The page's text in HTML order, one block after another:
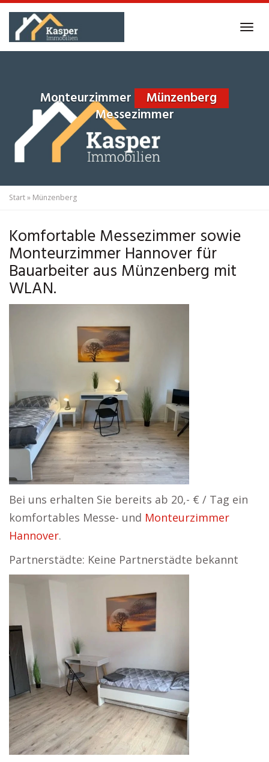
Skip
main
Monteurzimmer
Münzenberg
Messezimmer
Start» Münzenberg
Komfortable Messezimmer sowie
Monteurzimmer Hannover für
Bauarbeiter aus Münzenberg mit
WLAN.
Bei uns erhalten Sie bereits ab 20,- € / Tag ein
komfortables Messe- und Monteurzimmer
Hannover.
Partnerstädte: Keine Partnerstädte bekannt